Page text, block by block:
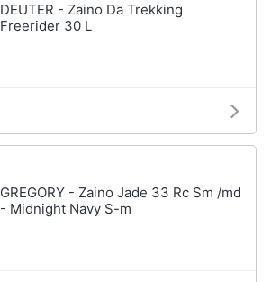
DEUTER - Zaino Da Trekking
Freerider 30 L
GREGORY - Zaino Jade 33 Rc Sm /md
- Midnight Navy S-m